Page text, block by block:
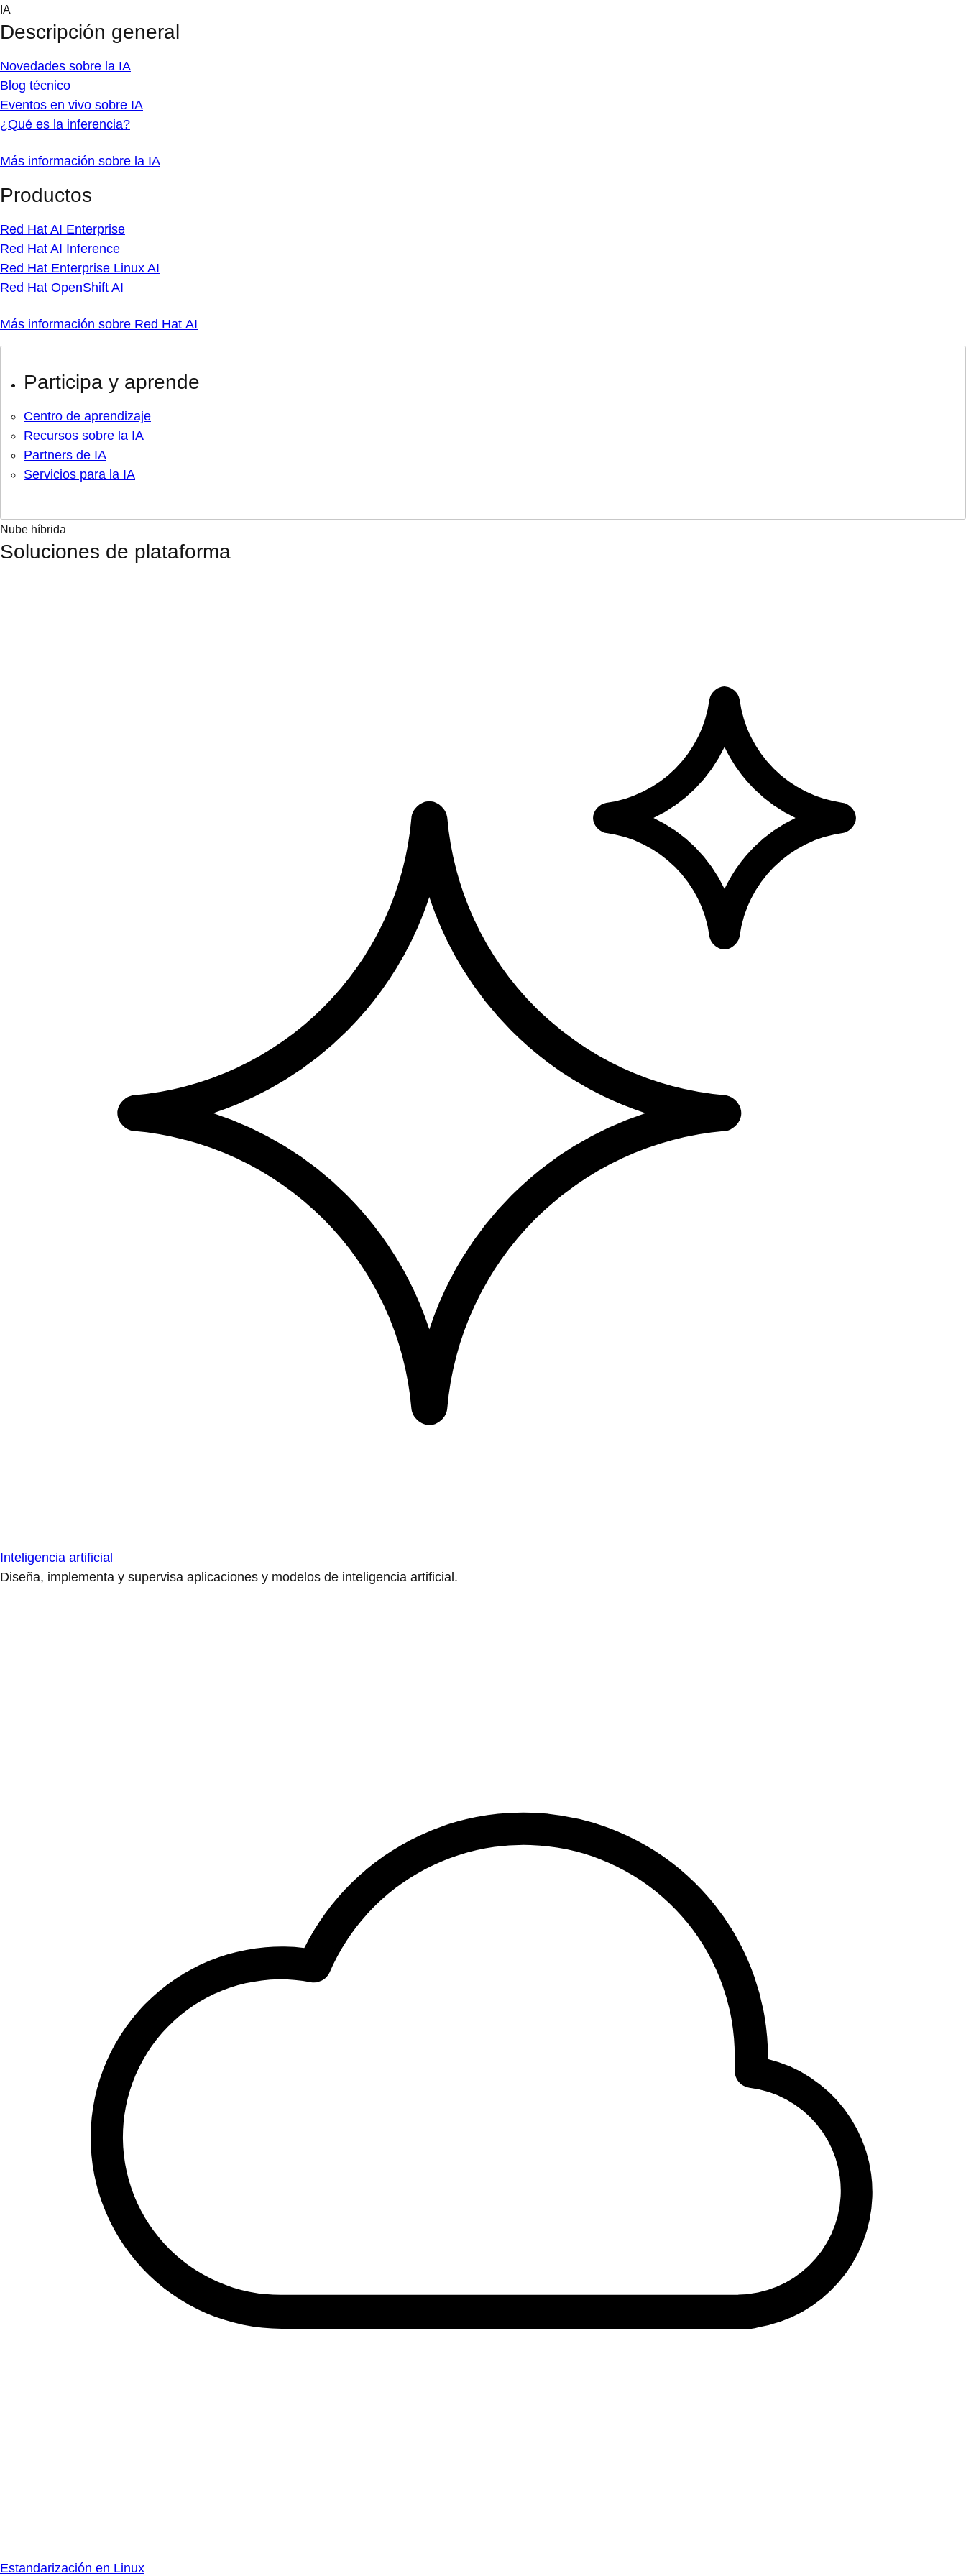
Skip
content
IA
Descripción general
Novedades sobre la IA
Blog técnico
Eventos en vivo sobre IA
¿Qué es la inferencia?
Más información sobre la IA
Productos
Red Hat AI Enterprise
Red Hat AI Inference
Red Hat Enterprise Linux AI
Red Hat OpenShift AI
Más información sobre Red Hat AI
Participa y aprende
Centro de aprendizaje
Recursos sobre la IA
Partners de IA
Servicios para la IA
Nube híbrida
Soluciones de plataforma
Inteligencia artificial
Diseña, implementa y supervisa aplicaciones y modelos de inteligencia artificial.
Estandarización en Linux